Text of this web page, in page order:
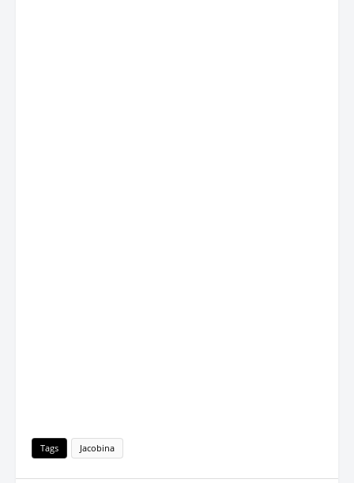
Tags Jacobina